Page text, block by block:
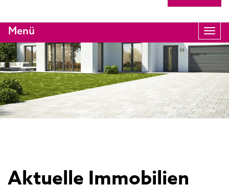
Menü
Aktuelle Immobilien